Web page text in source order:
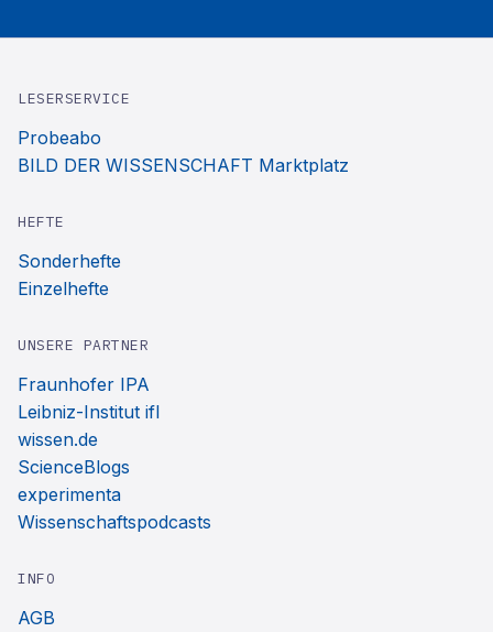
LESERSERVICE
Probeabo
BILD DER WISSENSCHAFT Marktplatz
HEFTE
Sonderhefte
Einzelhefte
UNSERE PARTNER
Fraunhofer IPA
Leibniz-Institut ifl
wissen.de
ScienceBlogs
experimenta
Wissenschaftspodcasts
INFO
AGB